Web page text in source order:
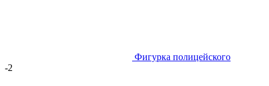
Фигурка полицейского
-2